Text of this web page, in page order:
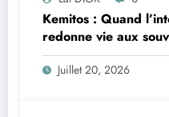
Kemitos : Quand
redonne vie aux
Juillet 20, 2026